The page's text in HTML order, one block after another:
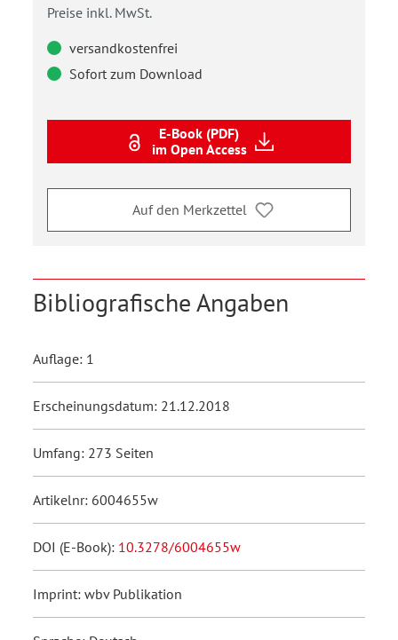
Preise inkl. MwSt.
versandkostenfrei
Sofort zum Download
E-Book (PDF)
im Open Access
Auf den Merkzettel
Bibliografische Angaben
Auflage: 1
Erscheinungsdatum: 21.12.2018
Umfang: 273 Seiten
Artikelnr: 6004655w
DOI (E-Book): 10.3278/6004655w
Imprint: wbv Publikation